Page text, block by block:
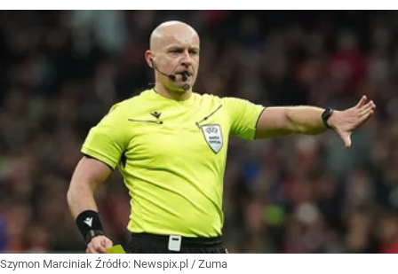
Szymon Marciniak Źródło: Newspix.pl / Zuma